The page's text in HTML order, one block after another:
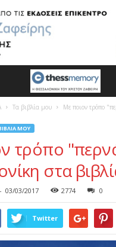
Τα βιβλία μου
Με ποιον τρόπο
ΜΟΥ
τρόπο
στα
- 03/03/2017 2774 0
Twitter